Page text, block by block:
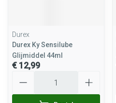
Durex
Durex Ky Sensilube
Glijmiddel 44ml
€ 12,99